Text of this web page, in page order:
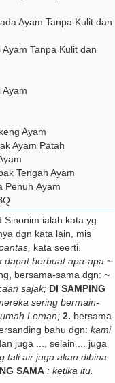
Ayam Tanpa Kulit dan
Tanpa Kulit dan
Ayam
Ayam Patah
Tengah Ayam
Penuh Ayam
Sinonim ialah kata yg
dgn kata lain, mis
kata seerti.
dapat berbuat apa-apa ~
bersama-sama dgn: ~
sajak; DI SAMPING
sering bermain-
Leman; 2. bersama-
bahu dgn: kami
juga ..., selain ... juga
tali air juga akan dibina
SAMA : ketika itu.